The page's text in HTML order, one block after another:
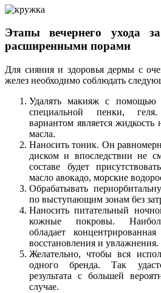
Этапы вечернего ухода
расширенными порами
Для сияния и здоровья дермы с
желез необходимо соблюдать
Удалять макияж с помощью
специальной пенки,
вариантом является
масла.
Наносить тоник. Он
диском и впоследствии не
составе будет
масло авокадо, морские
Обрабатывать
по выступающим зонам без
Наносить питательный
кожные покровы.
обладает
восстановления и увлажнения.
Желательно, чтобы вся
одного бренда. Так
результата с большей
случае.